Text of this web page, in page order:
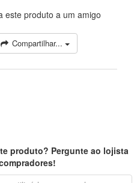
este produto a um amigo
Compartilhar...
produto? Pergunte ao lojista